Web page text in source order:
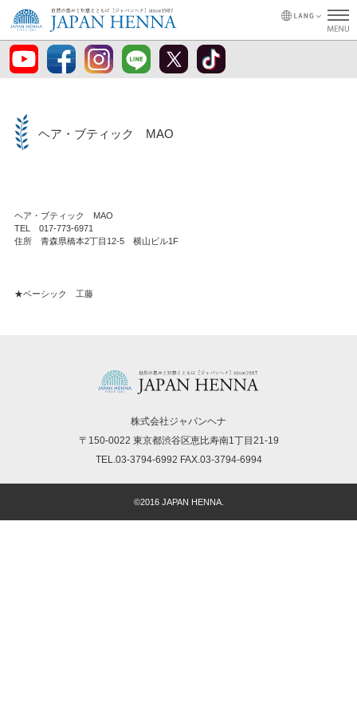
ヘア・ブティック MAO
ヘア・ブティック MAO
TEL 017-773-6971
住所 青森県橋本2丁目12-5 横山ビル1F
★ベーシック 工藤
株式会社ジャパンヘナ
〒150-0022 東京都渋谷区恵比寿南1丁目21-19
TEL.03-3794-6992 FAX.03-3794-6994
©2016 JAPAN HENNA.